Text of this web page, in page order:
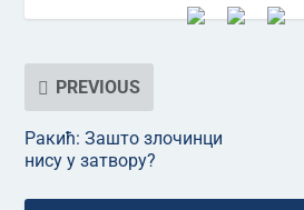
PREVIOUS
Ракић: Зашто злочинци
нису у затвору?